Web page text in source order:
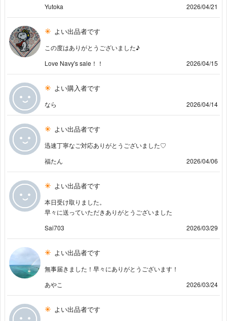
Yutoka
2026/04/21
よい出品者です
この度はありがとうございました♪
Love Navy's sale！！
2026/04/15
よい購入者です
なら 2026/04/14
よい出品者です
迅速丁寧なご対応ありがとうございました♡
福たん
2026/04/06
よい出品者です
本日受け取りました。
早々に送っていただきありがとうございました
Sai703
2026/03/29
よい出品者です
無事届きました！早々にありがとうございます！
あやこ
2026/03/24
よい出品者です